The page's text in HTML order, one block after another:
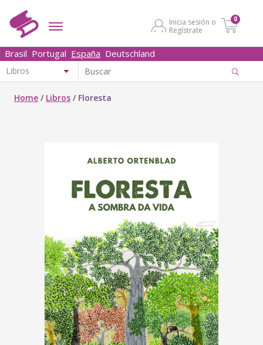
Inicia sesión o
Regístrate
0
Brasil Portugal España Deutschland
Home / Libros / Floresta